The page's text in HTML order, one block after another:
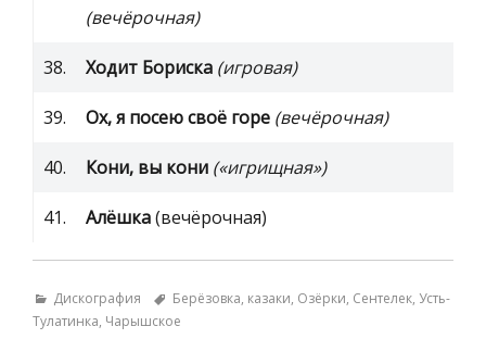
(вечёрочная)
38. Ходит Бориска (игровая)
39. Ох, я посею своё горе (вечёрочная)
40. Кони, вы кони («игрищная»)
41. Алёшка(вечёрочная)
Categories
Дискография TagsБерёзовка, казаки, Озёрки, Сентелек, Усть-
Тулатинка, Чарышское